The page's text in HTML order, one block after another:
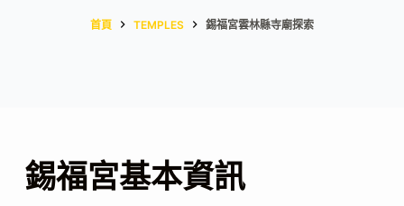
首頁 TEMPLES 錫福宮雲林縣寺廟探索
錫福宮基本資訊